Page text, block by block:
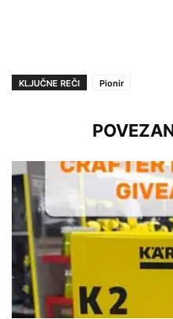
KLJUČNE REČI Pionir